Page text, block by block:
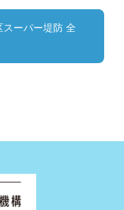
ーパー堤防 全